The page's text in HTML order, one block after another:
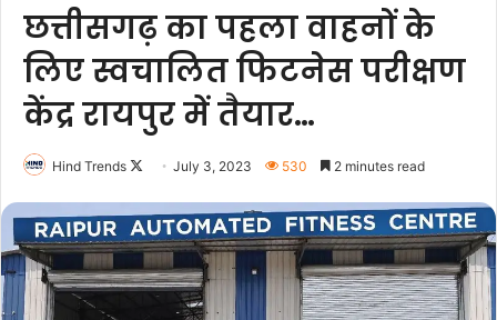
छत्तीसगढ़ का पहला वाहनों के
लिए स्वचालित फिटनेस परीक्षण
केंद्र रायपुर में तैयार…
Hind Trends
Follow
X
July 3, 2023 530 2 minutes read